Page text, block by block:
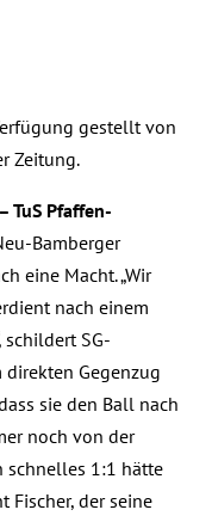
gestellt von
Zeitung.
TuS Pfaffen-
Bamberger
eine Macht. „Wir
nach einem
SG-
direkten Gegenzug
sie den Ball nach
noch von der
schnelles 1:1 hätte
Fischer, der seine